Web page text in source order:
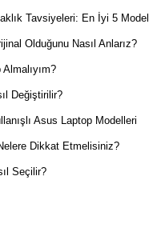
Tavsiyeleri: En İyi 5 Model
Olduğunu Nasıl Anlarız?
Değiştirilir?
Asus Laptop Modelleri
Dikkat Etmelisiniz?
Seçilir?